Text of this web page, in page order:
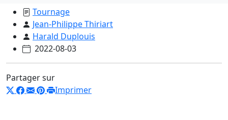
Tournage
Jean-Philippe Thiriart
Harald Duplouis
2022-08-03
Partager sur
Imprimer